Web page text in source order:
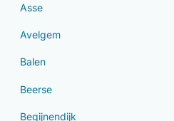
Asse
Avelgem
Balen
Beerse
Begijnendijk